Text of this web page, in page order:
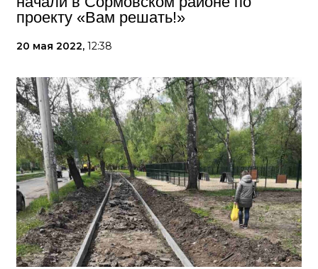
проекту «Вам решать!»
20 мая 2022, 12:38